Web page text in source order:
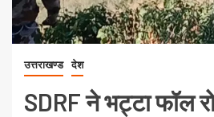
उत्तराखण्ड देश
SDRF ने भट्टा फॉल